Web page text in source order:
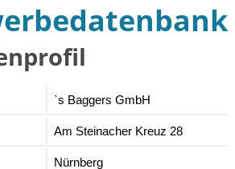
`s Baggers GmbH
Am Steinacher Kreuz 28
Nürnberg